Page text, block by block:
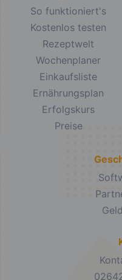
So funktioniert's
Kostenlos testen
Rezeptwelt
Wochenplaner
Einkaufsliste
Ernährungsplan
Erfolgskurs
Preise